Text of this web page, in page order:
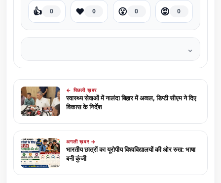
👍 0 ❤️ 0 😮 0 😡 0
⌄
← पिछली ख़बर
स्वास्थ्य सेवाओं में नालंदा बिहार में अव्वल, डिप्टी सीएम ने दिए
विकास के निर्देश
अगली ख़बर →
भारतीय छात्रों का यूरोपीय विश्वविद्यालयों की ओर रुख: भाषा
बनी कुंजी